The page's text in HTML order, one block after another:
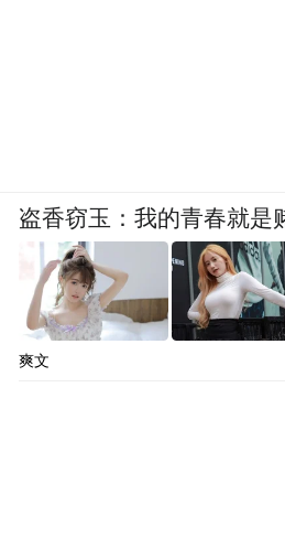
盗香窃玉：我的青春就是
爽文